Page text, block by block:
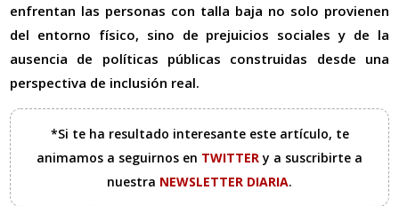
enfrentan las personas con talla baja no solo provienen
del entorno físico, sino de prejuicios sociales y de la
ausencia de políticas públicas construidas desde una
perspectiva de inclusión real.
*Si te ha resultado interesante este artículo, te
animamos a seguirnos en TWITTERy a suscribirte a
nuestra NEWSLETTER DIARIA.